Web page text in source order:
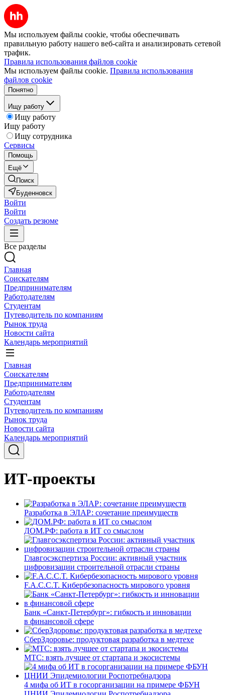
Мы используем файлы cookie, чтобы обеспечивать
правильную работу нашего веб-сайта и анализировать сетевой
трафик.
Правила использования файлов cookie
Мы используем файлы cookie. Правила использования
файлов cookie
Понятно
Ищу работу
Ищу работу
Ищу работу
Ищу сотрудника
Сервисы
Помощь
Ещё
Поиск
Буденновск
Войти
Войти
Создать резюме
Все разделы
Главная
Соискателям
Предпринимателям
Работодателям
Студентам
Путеводитель по компаниям
Рынок труда
Новости сайта
Календарь мероприятий
Главная
Соискателям
Предпринимателям
Работодателям
Студентам
Путеводитель по компаниям
Рынок труда
Новости сайта
Календарь мероприятий
ИТ-проекты
Разработка в ЭЛАР: сочетание преимуществ
ДОМ.РФ: работа в ИТ со смыслом
Главгосэкспертиза России: активный участник
цифровизации строительной отрасли страны
F.A.C.C.T. Кибербезопасность мирового уровня
Банк «Санкт-Петербург»: гибкость и инновации
в финансовой сфере
СберЗдоровье: продуктовая разработка в медтехе
МТС: взять лучшее от стартапа и экосистемы
4 мифа об ИТ в госорганизации на примере ФБУН